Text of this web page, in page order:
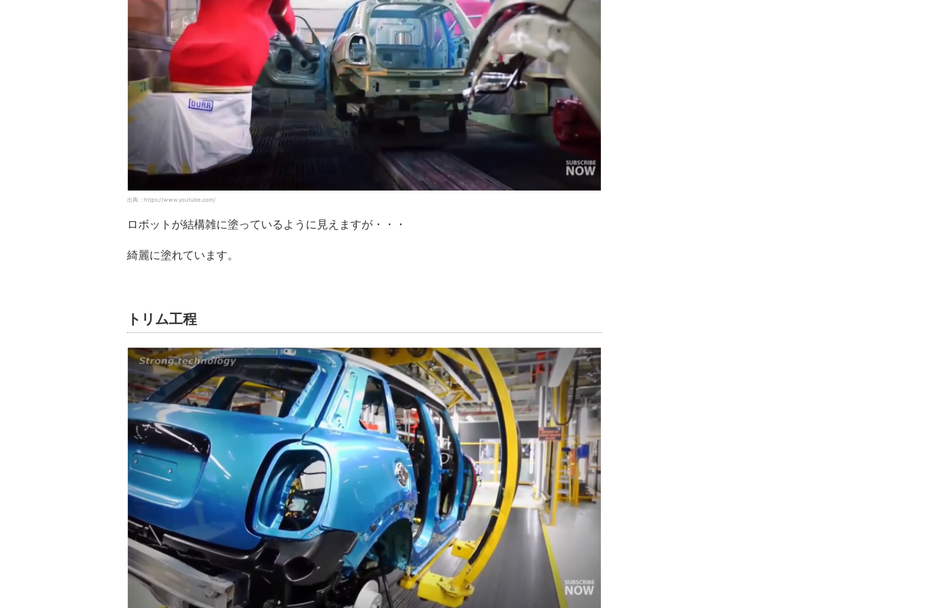
出典：https://www.youtube.com/
ロボットが結構雑に塗っているように見えますが・・・
綺麗に塗れています。
トリム工程